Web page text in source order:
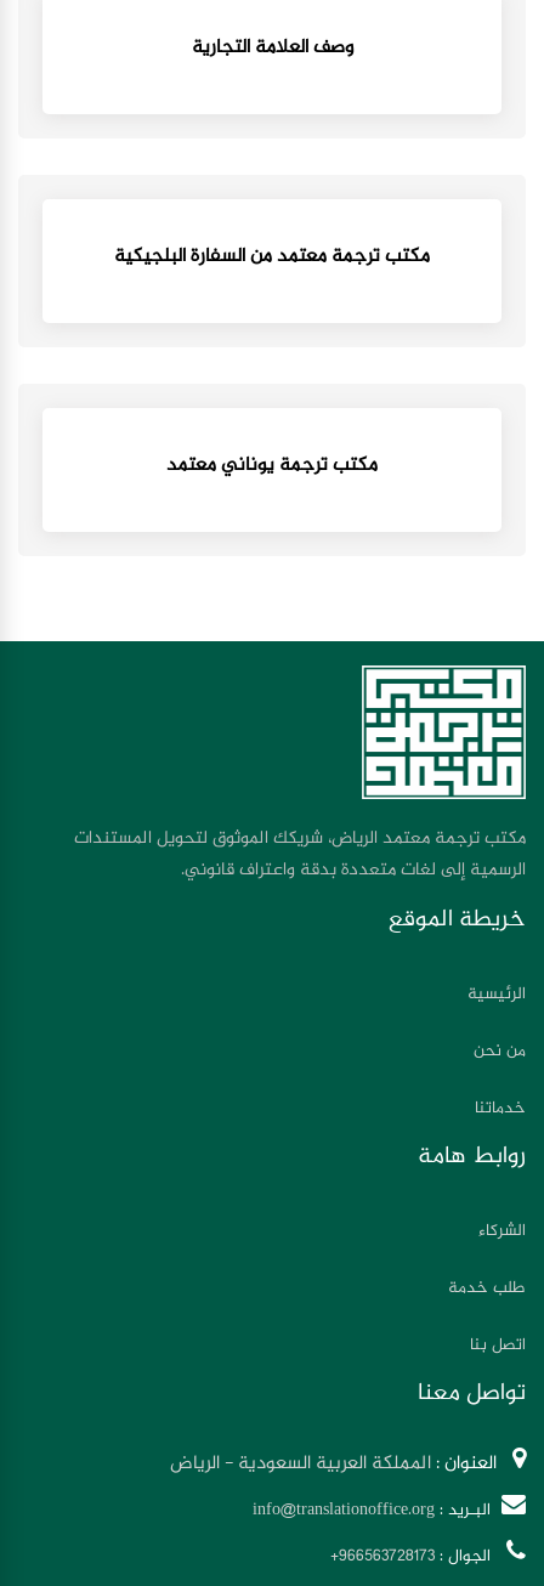
وصف العلامة التجارية
مكتب ترجمة معتمد من السفارة البلجيكية
مكتب ترجمة يوناني معتمد
مكتب ترجمة معتمد الرياض، شريكك الموثوق لتحويل المستندات
الرسمية إلى لغات متعددة بدقة واعتراف قانوني.
خريطة الموقع
الرئيسية
من نحن
خدماتنا
روابط هامة
الشركاء
طلب خدمة
اتصل بنا
تواصل معنا
العنوان :المملكة العربية السعودية - الرياض
البـريد :info@translationoffice.org
الجوال :+966563728173